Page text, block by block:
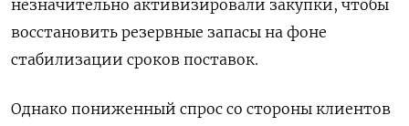
незначительно активизировали закупки, чтобы
восстановить резервные запасы на фоне
стабилизации сроков поставок.
Однако пониженный спрос со стороны клиентов